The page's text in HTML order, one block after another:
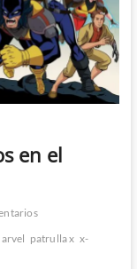
en el
patrulla x x-